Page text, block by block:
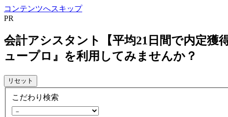
コンテンツへスキップ
PR
会計アシスタント【平均21日間で内定獲
ュープロ』を利用してみませんか？
リセット
こだわり検索